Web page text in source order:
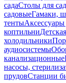
садаСтолы для
садовыеГамаки,
тенты
коптильни
холодильники
аудиосистемы
канализационные
насосы,
прудовСтанции